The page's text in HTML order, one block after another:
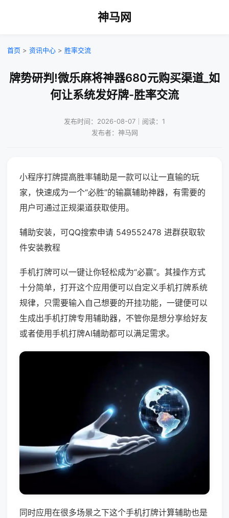
神马网
首页 > 资讯中心 > 胜率交流
牌势研判!微乐麻将神器680元购买渠道_如
何让系统发好牌-胜率交流
发布时间：2026-08-07｜阅读：1
发布者：神马网
小程序打牌提高胜率辅助是一款可以让一直输的玩
家，快速成为一个“必胜”的输赢辅助神器，有需要的
用户可通过正规渠道获取使用。
辅助安装，可QQ搜索申请 549552478 进群获取软
件安装教程
手机打牌可以一键让你轻松成为“必赢”。其操作方式
十分简单，打开这个应用便可以自定义手机打牌系统
规律，只需要输入自己想要的开挂功能，一键便可以
生成出手机打牌专用辅助器，不管你是想分享给好友
或者使用手机打牌AI辅助都可以满足需求。
同时应用在很多场景之下这个手机打牌计算辅助也是